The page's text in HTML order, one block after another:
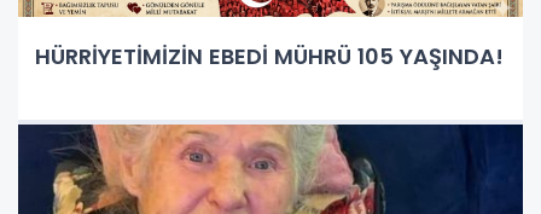
HÜRRİYETİMİZİN EBEDİ MÜHRÜ 105 YAŞINDA!